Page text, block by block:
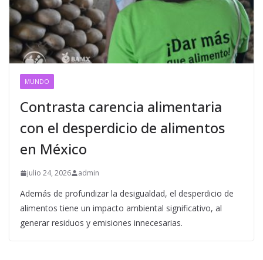
MUNDO
Contrasta carencia alimentaria
con el desperdicio de alimentos
en México
julio 24, 2026 admin
Además de profundizar la desigualdad, el desperdicio de
alimentos tiene un impacto ambiental significativo, al
generar residuos y emisiones innecesarias.